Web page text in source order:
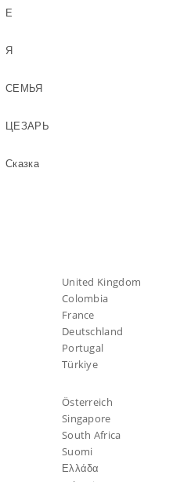
Е
Я
СЕМЬЯ
ЦЕЗАРЬ
Сказка
United Kingdom
Colombia
France
Deutschland
Portugal
Türkiye
Österreich
Singapore
South Africa
Suomi
Ελλάδα